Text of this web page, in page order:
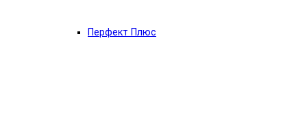
Перфект Плюс